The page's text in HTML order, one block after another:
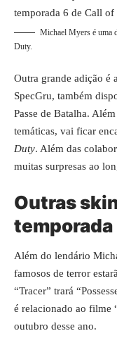
Michael Myers é uma
Duty.
Outra grande adição é
SpecGru, também
Passe de Batalha.
temáticas, vai ficar
Duty. Além das
muitas surpresas ao
Outras
temporada
Além do lendário
famosos de terror
“Tracer” trará
é relacionado ao filme
outubro desse ano.